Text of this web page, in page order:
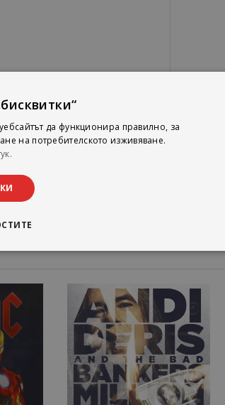
да функционира правилно, за
на потребителското изживяване.